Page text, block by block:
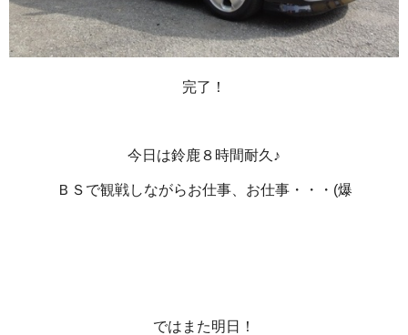
完了！
今日は鈴鹿８時間耐久♪
ＢＳで観戦しながらお仕事、お仕事・・・(爆
ではまた明日！